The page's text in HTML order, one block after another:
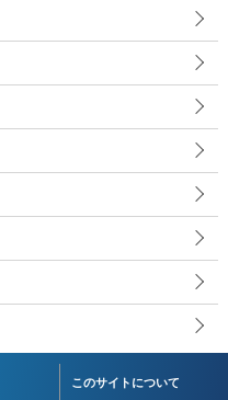
このサイトについて